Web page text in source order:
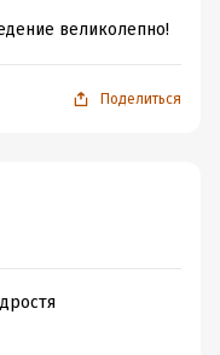
великолепно!
Поделиться